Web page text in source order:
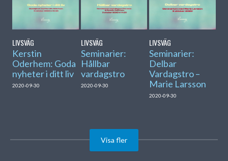
LIVSVÄG
Kerstin
Oderhem: Goda
nyheter i ditt liv
2020-09-30
LIVSVÄG
Seminarier:
Hållbar
vardagstro
2020-09-30
LIVSVÄG
Seminarier:
Delbar
Vardagstro –
Marie Larsson
2020-09-30
Visa fler